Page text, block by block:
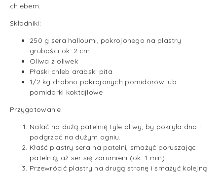
chlebem.
Składniki:
250 g sera halloumi, pokrojonego na plastry
grubości ok. 2 cm
Oliwa z oliwek
Płaski chleb arabski pita
1/2 kg drobno pokrojonych pomidorów lub
pomidorki koktajlowe
Przygotowanie:
Nalać na dużą patelnię tyle oliwy, by pokryła dno i
podgrzać na dużym ogniu.
Kłaść plastry sera na patelni, smażyć poruszając
patelnią, aż ser się zarumieni (ok. 1 min).
Przewrócić plastry na drugą stronę i smażyć kolejną